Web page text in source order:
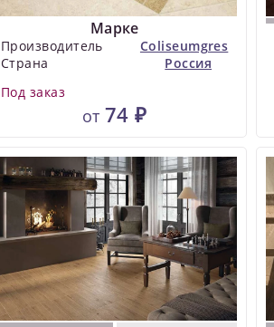
Марке
Производитель
Coliseumgres
Страна
Россия
Под заказ
от 74 ₽